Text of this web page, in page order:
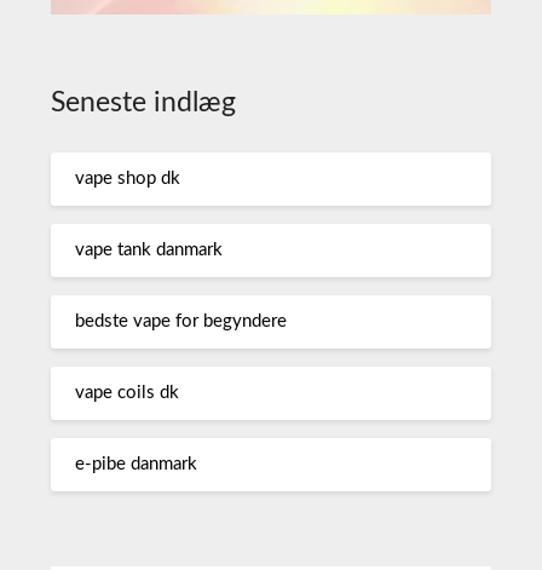
Seneste indlæg
vape shop dk
vape tank danmark
bedste vape for begyndere
vape coils dk
e-pibe danmark